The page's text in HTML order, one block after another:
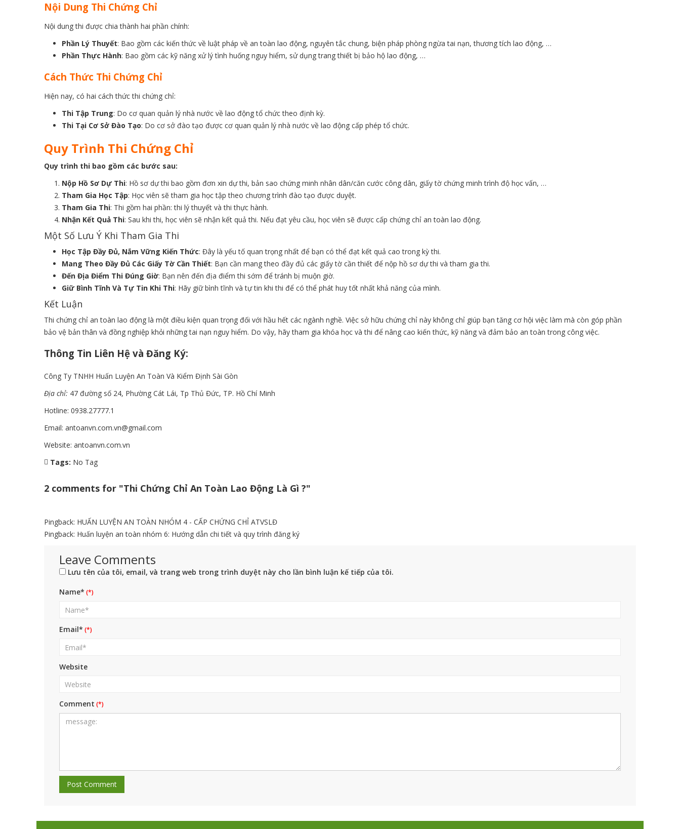
Nội Dung Thi Chứng Chỉ
Nội dung thi được chia thành hai phần chính:
Phần Lý Thuyết: Bao gồm các kiến thức về luật pháp về an toàn lao động, nguyên tắc chung, biện pháp phòng ngừa tai nạn, thương tích lao động, …
Phần Thực Hành: Bao gồm các kỹ năng xử lý tình huống nguy hiểm, sử dụng trang thiết bị bảo hộ lao động, …
Cách Thức Thi Chứng Chỉ
Hiện nay, có hai cách thức thi chứng chỉ:
Thi Tập Trung: Do cơ quan quản lý nhà nước về lao động tổ chức theo định kỳ.
Thi Tại Cơ Sở Đào Tạo: Do cơ sở đào tạo được cơ quan quản lý nhà nước về lao động cấp phép tổ chức.
Quy Trình Thi Chứng Chỉ
Quy trình thi bao gồm các bước sau:
Nộp Hồ Sơ Dự Thi: Hồ sơ dự thi bao gồm đơn xin dự thi, bản sao chứng minh nhân dân/căn cước công dân, giấy tờ chứng minh trình độ học vấn, …
Tham Gia Học Tập: Học viên sẽ tham gia học tập theo chương trình đào tạo được duyệt.
Tham Gia Thi: Thi gồm hai phần: thi lý thuyết và thi thực hành.
Nhận Kết Quả Thi: Sau khi thi, học viên sẽ nhận kết quả thi. Nếu đạt yêu cầu, học viên sẽ được cấp chứng chỉ an toàn lao động.
Một Số Lưu Ý Khi Tham Gia Thi
Học Tập Đầy Đủ, Nắm Vững Kiến Thức: Đây là yếu tố quan trọng nhất để bạn có thể đạt kết quả cao trong kỳ thi.
Mang Theo Đầy Đủ Các Giấy Tờ Cần Thiết: Bạn cần mang theo đầy đủ các giấy tờ cần thiết để nộp hồ sơ dự thi và tham gia thi.
Đến Địa Điểm Thi Đúng Giờ: Bạn nên đến địa điểm thi sớm để tránh bị muộn giờ.
Giữ Bình Tĩnh Và Tự Tin Khi Thi: Hãy giữ bình tĩnh và tự tin khi thi để có thể phát huy tốt nhất khả năng của mình.
Kết Luận
Thi chứng chỉ an toàn lao động là một điều kiện quan trọng đối với hầu hết các ngành nghề. Việc sở hữu chứng chỉ này không chỉ giúp bạn tăng cơ hội việc làm mà còn góp phần
bảo vệ bản thân và đồng nghiệp khỏi những tai nạn nguy hiểm. Do vậy, hãy tham gia khóa học và thi để nâng cao kiến thức, kỹ năng và đảm bảo an toàn trong công việc.
Thông Tin Liên Hệ và Đăng Ký:
Công Ty TNHH Huấn Luyện An Toàn Và Kiểm Định Sài Gòn
Địa chỉ: 47 đường số 24, Phường Cát Lái, Tp Thủ Đức, TP. Hồ Chí Minh
Hotline: 0938.27777.1
Email: antoanvn.com.vn@gmail.com
Website: antoanvn.com.vn
Tags: No Tag
2 comments for "Thi Chứng Chỉ An Toàn Lao Động Là Gì ?"
Pingback: HUẤN LUYỆN AN TOÀN NHÓM 4 - CẤP CHỨNG CHỈ ATVSLĐ
Pingback: Huấn luyện an toàn nhóm 6: Hướng dẫn chi tiết và quy trình đăng ký
Leave Comments
Lưu tên của tôi, email, và trang web trong trình duyệt này cho lần bình luận kế tiếp của tôi.
Name*
Email*
Website
Comment